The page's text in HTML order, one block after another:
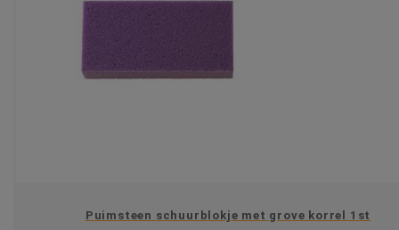
Puimsteen schuurblokje met grove korrel 1st